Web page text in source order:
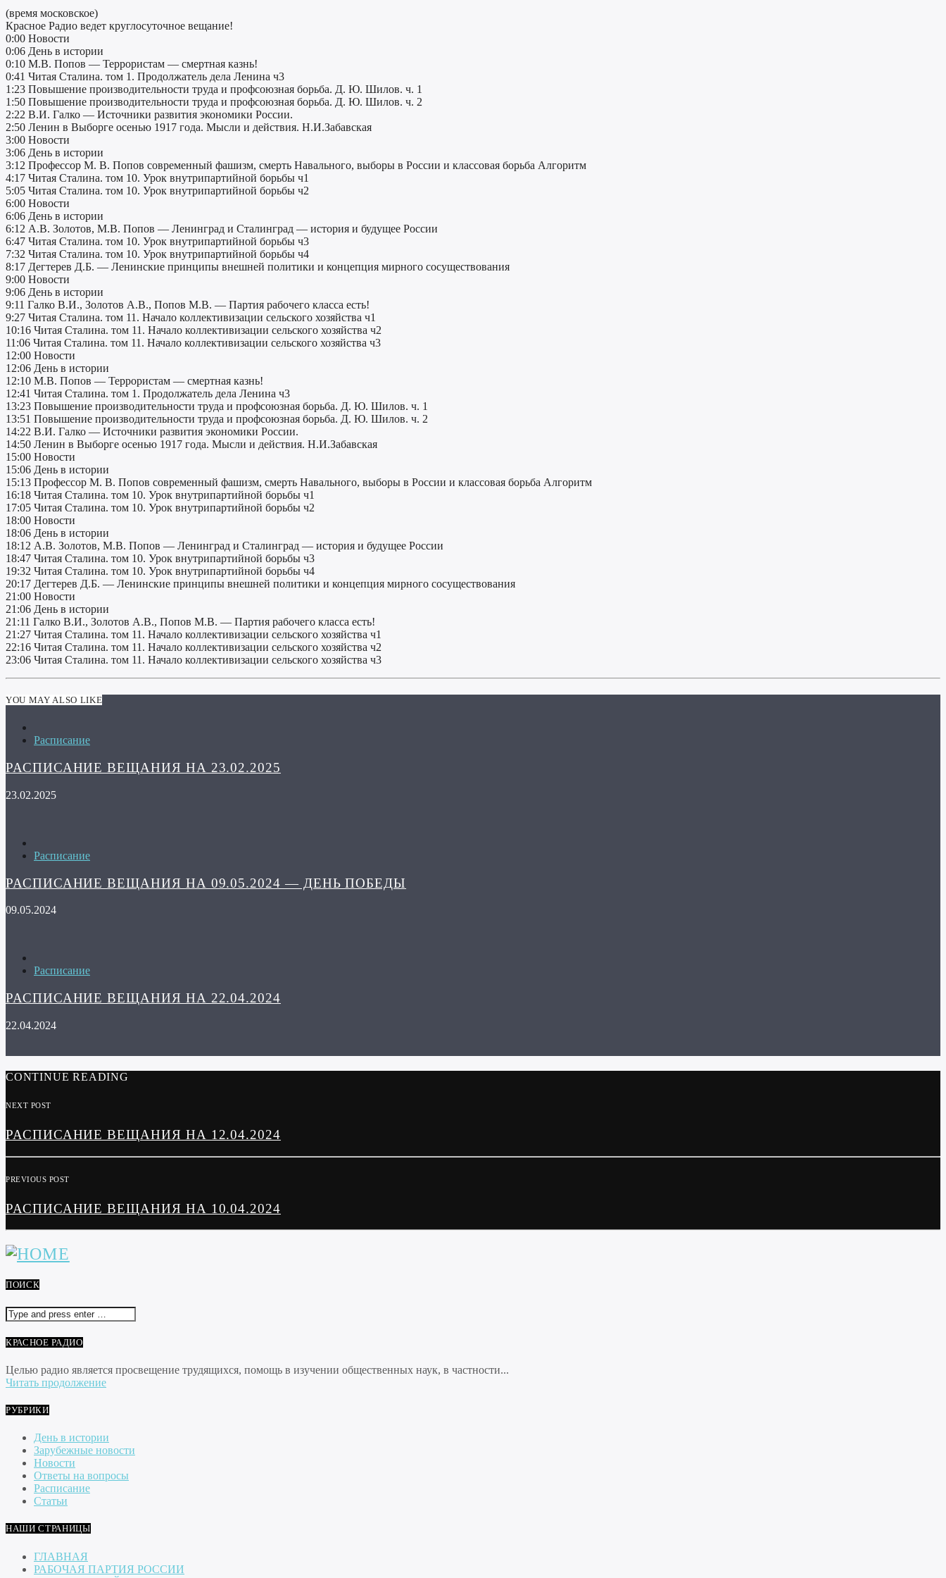
(время московское)
Красное Радио ведет круглосуточное вещание!
0:00 Новости
0:06 День в истории
0:10 М.В. Попов — Террористам — смертная казнь!
0:41 Читая Сталина. том 1. Продолжатель дела Ленина ч3
1:23 Повышение производительности труда и профсоюзная борьба. Д. Ю. Шилов. ч. 1
1:50 Повышение производительности труда и профсоюзная борьба. Д. Ю. Шилов. ч. 2
2:22 В.И. Галко — Источники развития экономики России.
2:50 Ленин в Выборге осенью 1917 года. Мысли и действия. Н.И.Забавская
3:00 Новости
3:06 День в истории
3:12 Профессор М. В. Попов современный фашизм, смерть Навального, выборы в России и классовая борьба Алгоритм
4:17 Читая Сталина. том 10. Урок внутрипартийной борьбы ч1
5:05 Читая Сталина. том 10. Урок внутрипартийной борьбы ч2
6:00 Новости
6:06 День в истории
6:12 А.В. Золотов, М.В. Попов — Ленинград и Сталинград — история и будущее России
6:47 Читая Сталина. том 10. Урок внутрипартийной борьбы ч3
7:32 Читая Сталина. том 10. Урок внутрипартийной борьбы ч4
8:17 Дегтерев Д.Б. — Ленинские принципы внешней политики и концепция мирного сосуществования
9:00 Новости
9:06 День в истории
9:11 Галко В.И., Золотов А.В., Попов М.В. — Партия рабочего класса есть!
9:27 Читая Сталина. том 11. Начало коллективизации сельского хозяйства ч1
10:16 Читая Сталина. том 11. Начало коллективизации сельского хозяйства ч2
11:06 Читая Сталина. том 11. Начало коллективизации сельского хозяйства ч3
12:00 Новости
12:06 День в истории
12:10 М.В. Попов — Террористам — смертная казнь!
12:41 Читая Сталина. том 1. Продолжатель дела Ленина ч3
13:23 Повышение производительности труда и профсоюзная борьба. Д. Ю. Шилов. ч. 1
13:51 Повышение производительности труда и профсоюзная борьба. Д. Ю. Шилов. ч. 2
14:22 В.И. Галко — Источники развития экономики России.
14:50 Ленин в Выборге осенью 1917 года. Мысли и действия. Н.И.Забавская
15:00 Новости
15:06 День в истории
15:13 Профессор М. В. Попов современный фашизм, смерть Навального, выборы в России и классовая борьба Алгоритм
16:18 Читая Сталина. том 10. Урок внутрипартийной борьбы ч1
17:05 Читая Сталина. том 10. Урок внутрипартийной борьбы ч2
18:00 Новости
18:06 День в истории
18:12 А.В. Золотов, М.В. Попов — Ленинград и Сталинград — история и будущее России
18:47 Читая Сталина. том 10. Урок внутрипартийной борьбы ч3
19:32 Читая Сталина. том 10. Урок внутрипартийной борьбы ч4
20:17 Дегтерев Д.Б. — Ленинские принципы внешней политики и концепция мирного сосуществования
21:00 Новости
21:06 День в истории
21:11 Галко В.И., Золотов А.В., Попов М.В. — Партия рабочего класса есть!
21:27 Читая Сталина. том 11. Начало коллективизации сельского хозяйства ч1
22:16 Читая Сталина. том 11. Начало коллективизации сельского хозяйства ч2
23:06 Читая Сталина. том 11. Начало коллективизации сельского хозяйства ч3
YOU MAY ALSO LIKE
Расписание
РАСПИСАНИЕ ВЕЩАНИЯ НА 23.02.2025
23.02.2025
Расписание
РАСПИСАНИЕ ВЕЩАНИЯ НА 09.05.2024 — ДЕНЬ ПОБЕДЫ
09.05.2024
Расписание
РАСПИСАНИЕ ВЕЩАНИЯ НА 22.04.2024
22.04.2024
CONTINUE READING
NEXT POST
РАСПИСАНИЕ ВЕЩАНИЯ НА 12.04.2024
PREVIOUS POST
РАСПИСАНИЕ ВЕЩАНИЯ НА 10.04.2024
ПОИСК
КРАСНОЕ РАДИО
Целью радио является просвещение трудящихся, помощь в изучении общественных наук, в частности...
Читать продолжение
РУБРИКИ
День в истории
Зарубежные новости
Новости
Ответы на вопросы
Расписание
Статьи
НАШИ СТРАНИЦЫ
ГЛАВНАЯ
РАБОЧАЯ ПАРТИЯ РОССИИ